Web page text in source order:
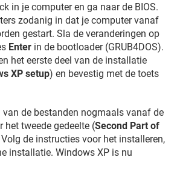
in je computer en ga naar de BIOS.
zodanig in dat je computer vanaf
gestart. Sla de veranderingen op
Enter in de bootloader (GRUB4DOS).
het eerste deel van de installatie
XP setup) en bevestig met de toets
de bestanden nogmaals vanaf de
het tweede gedeelte (Second Part of
de instructies voor het installeren,
installatie. Windows XP is nu